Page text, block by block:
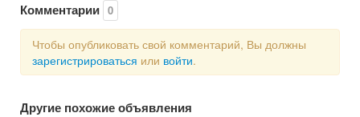
Комментарии 0
Чтобы опубликовать свой комментарий, Вы должны
зарегистрироваться или войти.
Другие похожие объявления